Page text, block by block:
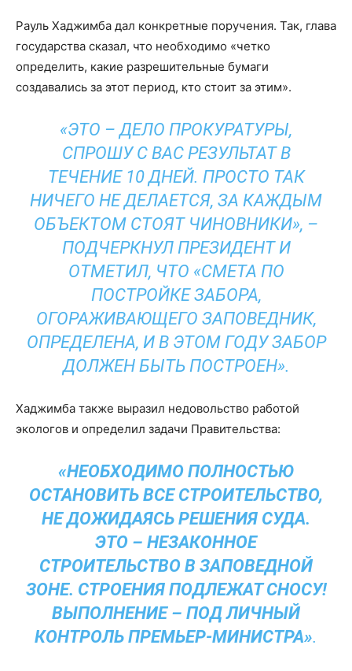
Рауль Хаджимба дал конкретные поручения. Так, глава
государства сказал, что необходимо «четко
определить, какие разрешительные бумаги
создавались за этот период, кто стоит за этим».
«ЭТО – ДЕЛО ПРОКУРАТУРЫ,
СПРОШУ С ВАС РЕЗУЛЬТАТ В
ТЕЧЕНИЕ 10 ДНЕЙ. ПРОСТО ТАК
НИЧЕГО НЕ ДЕЛАЕТСЯ, ЗА КАЖДЫМ
ОБЪЕКТОМ СТОЯТ ЧИНОВНИКИ», –
ПОДЧЕРКНУЛ ПРЕЗИДЕНТ И
ОТМЕТИЛ, ЧТО «СМЕТА ПО
ПОСТРОЙКЕ ЗАБОРА,
ОГОРАЖИВАЮЩЕГО ЗАПОВЕДНИК,
ОПРЕДЕЛЕНА, И В ЭТОМ ГОДУ ЗАБОР
ДОЛЖЕН БЫТЬ ПОСТРОЕН».
Хаджимба также выразил недовольство работой
экологов и определил задачи Правительства:
«НЕОБХОДИМО ПОЛНОСТЬЮ
ОСТАНОВИТЬ ВСЕ СТРОИТЕЛЬСТВО,
НЕ ДОЖИДАЯСЬ РЕШЕНИЯ СУДА.
ЭТО – НЕЗАКОННОЕ
СТРОИТЕЛЬСТВО В ЗАПОВЕДНОЙ
ЗОНЕ. СТРОЕНИЯ ПОДЛЕЖАТ СНОСУ!
ВЫПОЛНЕНИЕ – ПОД ЛИЧНЫЙ
КОНТРОЛЬ ПРЕМЬЕР-МИНИСТРА».